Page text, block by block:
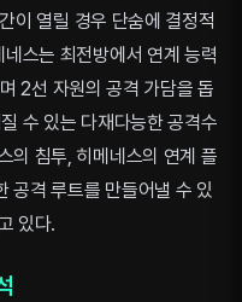
이 열릴 경우 단숨에 결정적
스는 최전방에서 연계 능력
2선 자원의 공격 가담을 돕
수 있는 다재다능한 공격수
의 침투, 히메네스의 연계 플
공격 루트를 만들어낼 수 있
있다.